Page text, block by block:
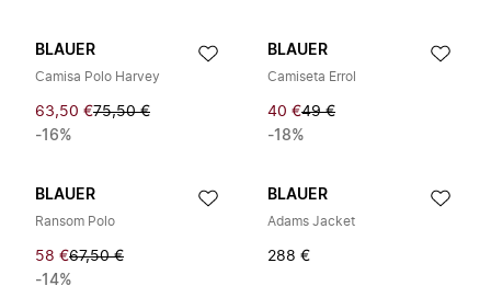
BLAUER
Camisa Polo Harvey
63,50 €75,50 €
-16%
BLAUER
Camiseta Errol
40 €49 €
-18%
BLAUER
Ransom Polo
58 €67,50 €
-14%
BLAUER
Adams Jacket
288 €